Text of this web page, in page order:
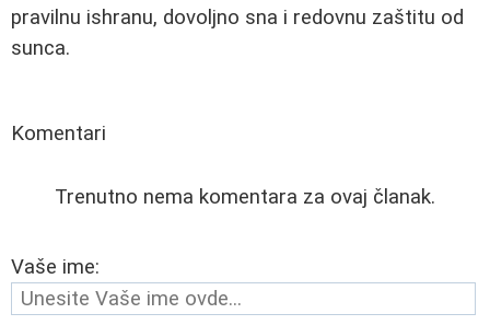
pravilnu ishranu, dovoljno sna i redovnu zaštitu od
sunca.
Komentari
Trenutno nema komentara za ovaj članak.
Vaše ime: